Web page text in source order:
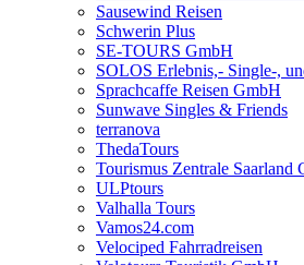
Sausewind Reisen
Schwerin Plus
SE-TOURS GmbH
SOLOS Erlebnis,- Single-,
Sprachcaffe Reisen GmbH
Sunwave Singles & Friends
terranova
ThedaTours
Tourismus Zentrale Saarland
ULPtours
Valhalla Tours
Vamos24.com
Velociped Fahrradreisen